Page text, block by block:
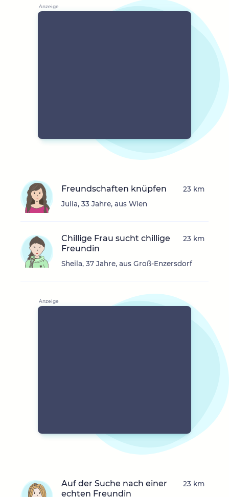
Freundschaften knüpfen
Julia, 33 Jahre, aus Wien
23 km
Chillige Frau sucht chillige
Freundin
Sheila, 37 Jahre, aus Groß-Enzersdorf
23 km
Auf der Suche nach einer
echten Freundin
23 km